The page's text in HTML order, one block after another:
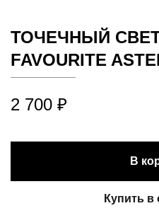
ТОЧЕЧНЫЙ
FAVOURITE
2 700 ₽
В
Купить в